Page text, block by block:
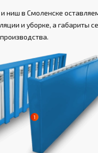
ниш в Смоленске
и уборке, а габариты